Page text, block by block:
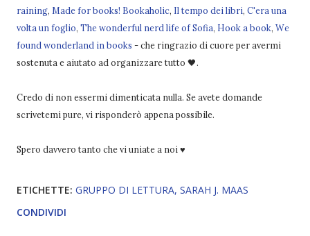
raining, Made for books! Bookaholic, Il tempo dei libri, C'era una
volta un foglio, The wonderful nerd life of Sofia, Hook a book, We
found wonderland in books - che ringrazio di cuore per avermi
sostenuta e aiutato ad organizzare tutto 🖤.
Credo di non essermi dimenticata nulla. Se avete domande
scrivetemi pure, vi risponderò appena possibile.
Spero davvero tanto che vi uniate a noi ♥️
ETICHETTE: GRUPPO DI LETTURA SARAH J. MAAS
CONDIVIDI